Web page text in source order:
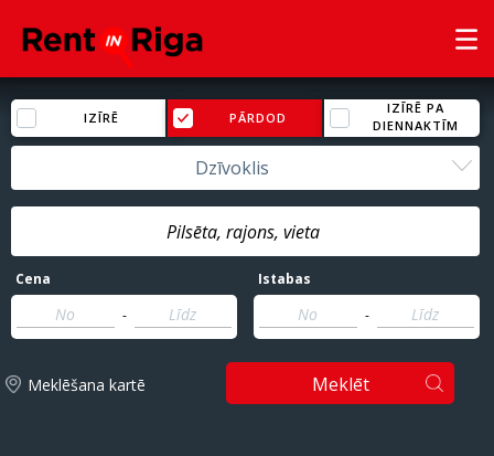
IZĪRĒ PĀRDOD
IZĪRĒ PA
DIENNAKTĪM
Dzīvoklis
Cena
-
Istabas
-
Meklēšana kartē Meklēt